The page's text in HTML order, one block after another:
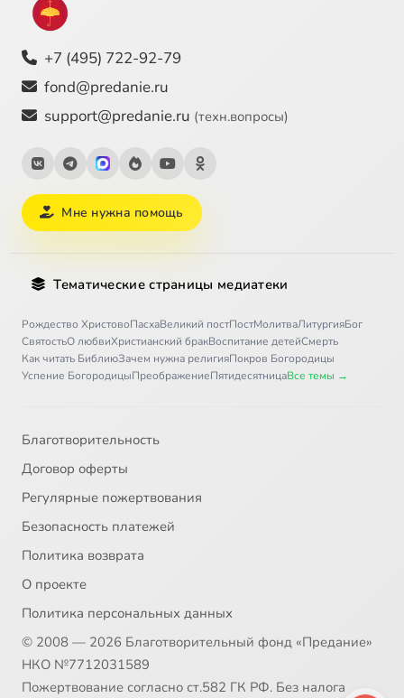
+7 (495) 722-92-79
fond@predanie.ru
support@predanie.ru (техн.вопросы)
Мне нужна помощь
Тематические страницы медиатеки
Рождество ХристовоПасхаВеликий постПостМолитваЛитургияБог
СвятостьО любвиХристианский бракВоспитание детейСмерть
Как читать БиблиюЗачем нужна религияПокров Богородицы
Успение БогородицыПреображениеПятидесятницаВсе темы →
Благотворительность
Договор оферты
Регулярные пожертвования
Безопасность платежей
Политика возврата
О проекте
Политика персональных данных
© 2008 — 2026 Благотворительный фонд «Предание»
НКО №7712031589
Пожертвование согласно ст.582 ГК РФ. Без налога